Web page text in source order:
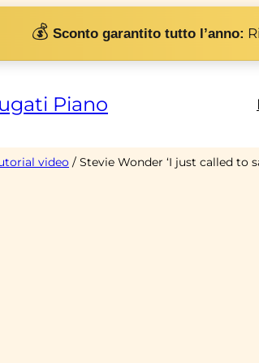
💰 Sconto garantito tutto l’anno:
Piano
video / Stevie Wonder ‘I just called to